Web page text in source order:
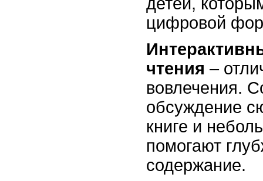
цифровой
чтения –
вовлечения.
обсуждение
книге и
помогают
содержание.